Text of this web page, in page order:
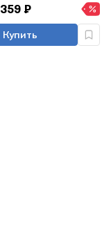
359 ₽
Купить